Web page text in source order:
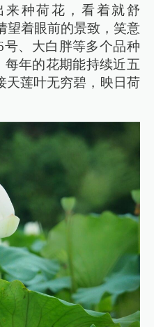
种荷花，看着就舒
望着眼前的景致，笑意
、大白胖等多个品种
年的花期能持续近五
天莲叶无穷碧，映日荷